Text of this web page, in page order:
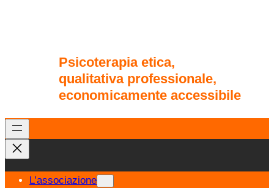
Psicoterapia etica,
qualitativa professionale,
economicamente accessibile
L’associazione